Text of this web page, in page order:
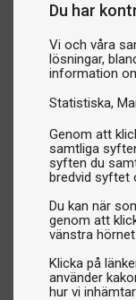
Du har
Vi och våra
lösningar,
information
Statistiska
Genom att
samtliga
syften du
bredvid syftet
Du kan när
genom att
vänstra
Klicka på
använder